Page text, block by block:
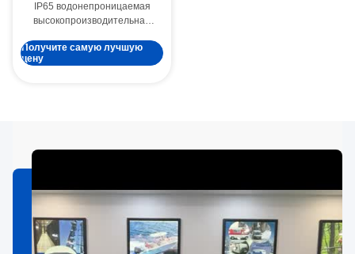
IP65 водонепроницаемая
высокопроизводительная
с терминалом M8 для
Получите самую лучшую
цену